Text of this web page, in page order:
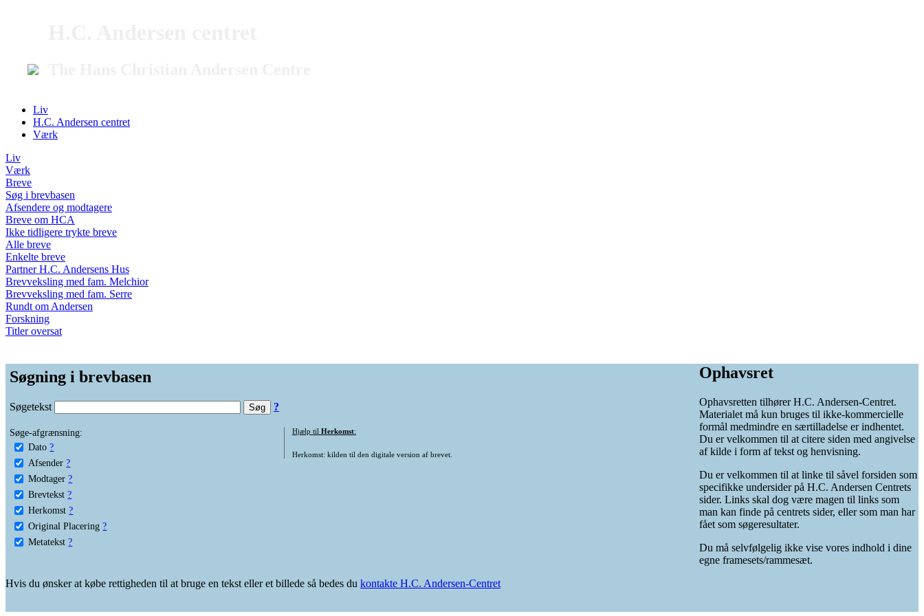
Liv
H.C. Andersen centret
Værk
Liv
Værk
Breve
Søg i brevbasen
Afsendere og modtagere
Breve om HCA
Ikke tidligere trykte breve
Alle breve
Enkelte breve
Partner H.C. Andersens Hus
Brevveksling med fam. Melchior
Brevveksling med fam. Serre
Rundt om Andersen
Forskning
Titler oversat
Søgning i brevbasen
Søgetekst ?
Søge-afgrænsning:
Dato ?
Afsender ?
Modtager ?
Brevtekst ?
Herkomst ?
Original Placering ?
Metatekst ?
Hjælp til Herkomst:
Herkomst: kilden til den digitale version af brevet.
Ophavsret
Ophavsretten tilhører H.C. Andersen-Centret.
Materialet må kun bruges til ikke-kommercielle
formål medmindre en særtilladelse er indhentet.
Du er velkommen til at citere siden med angivelse
af kilde i form af tekst og henvisning.
Du er velkommen til at linke til såvel forsiden som
specifikke undersider på H.C. Andersen Centrets
sider. Links skal dog være magen til links som
man kan finde på centrets sider, eller som man har
fået som søgeresultater.
Du må selvfølgelig ikke vise vores indhold i dine
egne framesets/rammesæt.
Hvis du ønsker at købe rettigheden til at bruge en tekst eller et billede så bedes du kontakte H.C. Andersen-Centret